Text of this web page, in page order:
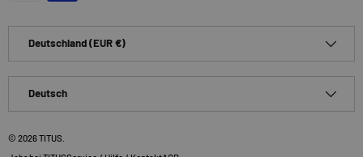
Deutschland (EUR €)
Deutsch
© 2026TITUS